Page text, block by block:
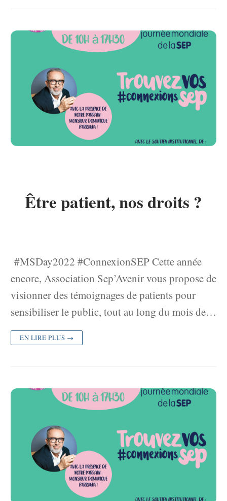
Être patient, nos droits ?
#MSDay2022 #ConnexionSEP Cette année
encore, Association Sep’Avenir vous propose de
visionner des témoignages de patients pour
sensibiliser le public, tout au long du mois de…
EN LIRE PLUS →